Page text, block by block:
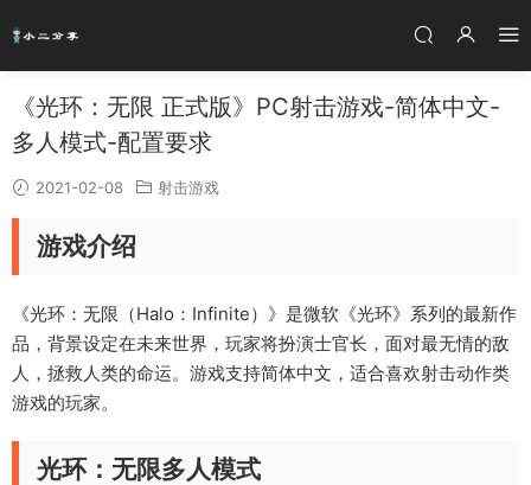
《光环：无限 正式版》PC射击游戏-简体中文-
多人模式-配置要求
2021-02-08 射击游戏
游戏介绍
《光环：无限（Halo：Infinite）》是微软《光环》系列的最新作
品，背景设定在未来世界，玩家将扮演士官长，面对最无情的敌
人，拯救人类的命运。游戏支持简体中文，适合喜欢射击动作类
游戏的玩家。
光环：无限多人模式